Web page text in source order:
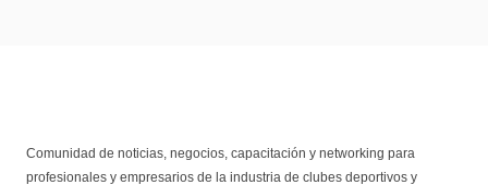
Comunidad de noticias, negocios, capacitación y networking para
profesionales y empresarios de la industria de clubes deportivos y